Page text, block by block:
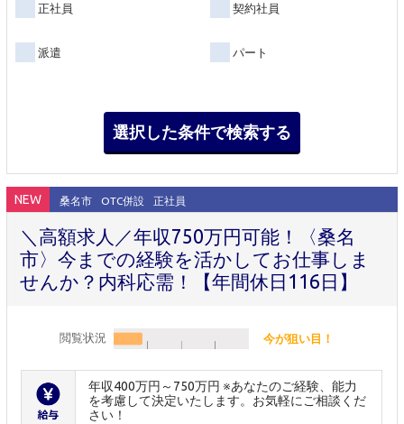
正社員 契約社員
派遣 パート
NEW 桑名市 OTC併設 正社員
＼高額求人／年収750万円可能！〈桑名
市〉今までの経験を活かしてお仕事しま
せんか？内科応需！【年間休日116日】
閲覧状況 今が狙い目！
年収400万円～750万円 ※あなたのご経験、能力
を考慮して決定いたします。お気軽にご相談くだ
さい！